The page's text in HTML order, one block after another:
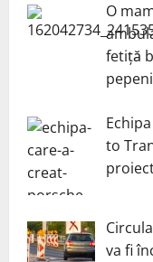
O
fetiță
pepeni
to
va fi